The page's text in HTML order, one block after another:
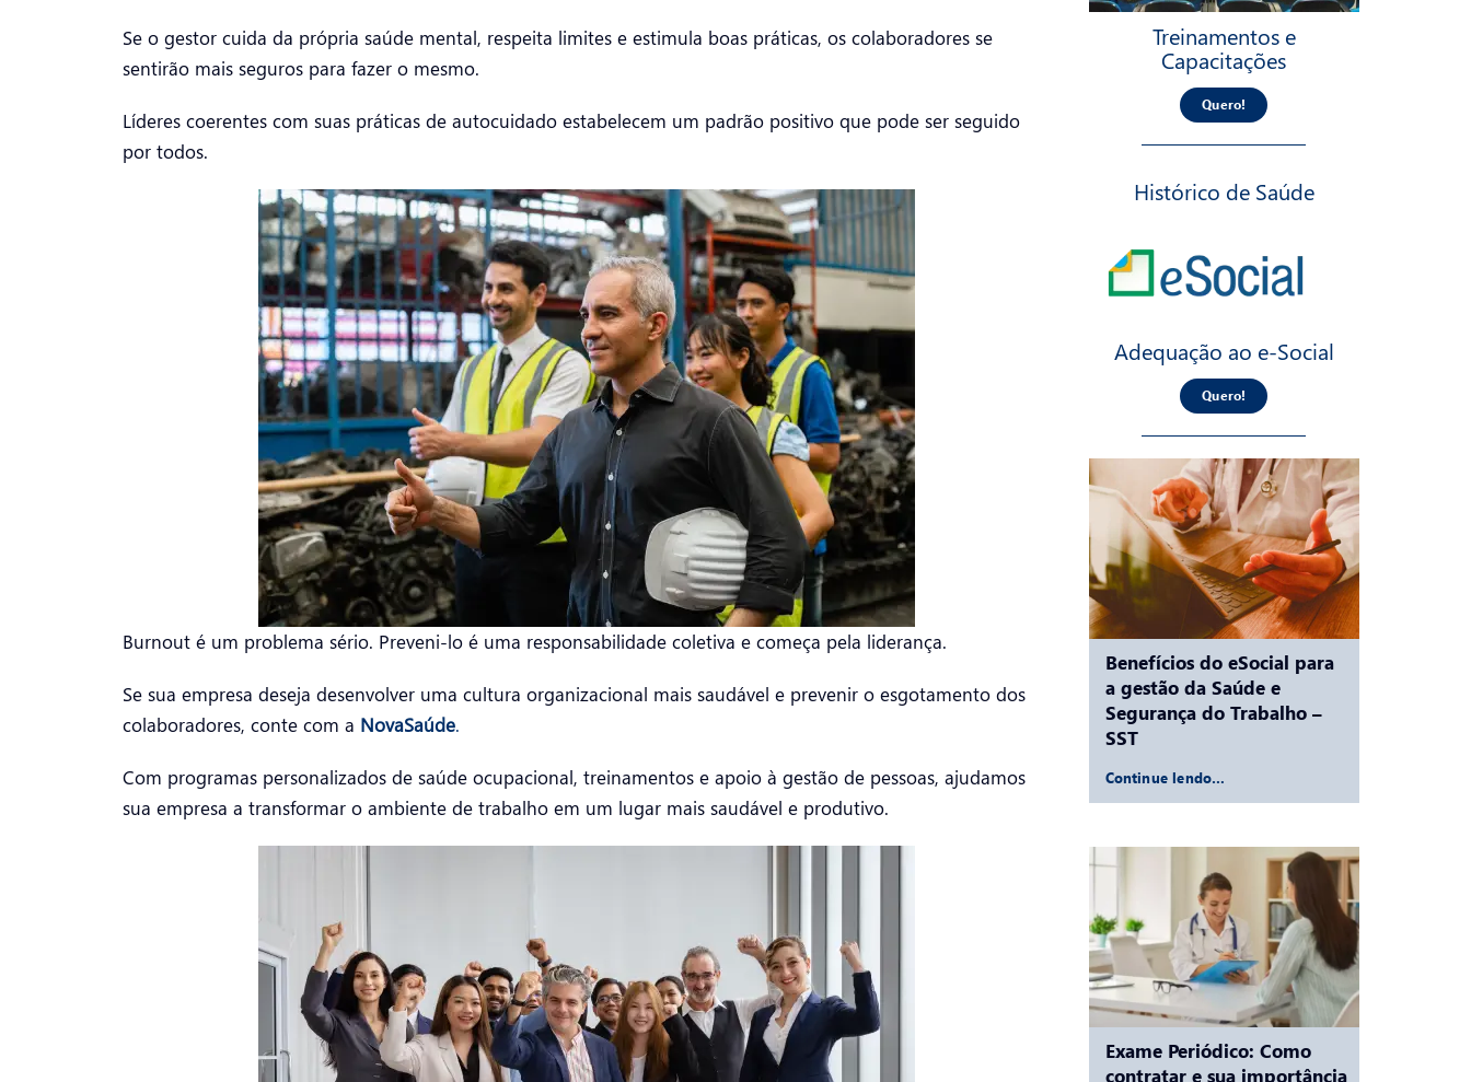
Se o gestor cuida da própria saúde mental, respeita limites e estimula boas práticas, os colaboradores se
sentirão mais seguros para fazer o mesmo.
Líderes coerentes com suas práticas de autocuidado estabelecem um padrão positivo que pode ser seguido
por todos.
Burnout é um problema sério. Preveni-lo é uma responsabilidade coletiva e começa pela liderança.
Se sua empresa deseja desenvolver uma cultura organizacional mais saudável e prevenir o esgotamento dos
colaboradores, conte com a NovaSaúde.
Com programas personalizados de saúde ocupacional, treinamentos e apoio à gestão de pessoas, ajudamos
sua empresa a transformar o ambiente de trabalho em um lugar mais saudável e produtivo.
Treinamentos e
Capacitações
Quero!
Histórico de Saúde
Adequação ao e-Social
Quero!
Benefícios do eSocial para
a gestão da Saúde e
Segurança do Trabalho –
SST
Continue lendo…
Exame Periódico: Como
contratar e sua importância